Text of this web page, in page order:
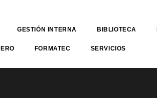
GESTIÓN INTERNA BIBLIOTECA
FORMATEC SERVICIOS